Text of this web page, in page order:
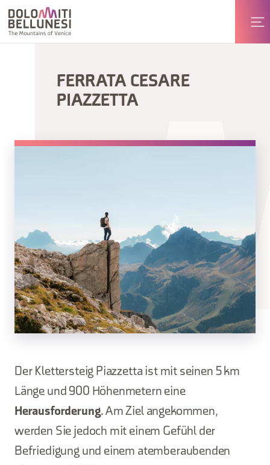
FERRATA CESARE
PIAZZETTA
Der Klettersteig Piazzetta ist mit seinen 5 km
Länge und 900 Höhenmetern eine
Herausforderung. Am Ziel angekommen,
werden Sie jedoch mit einem Gefühl der
Befriedigung und einem atemberaubenden